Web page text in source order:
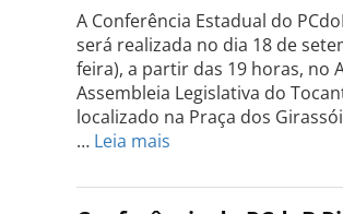
A Conferência Estadual do
será realizada no dia 18 de
feira), a partir das 19 horas, no
Assembleia Legislativa do
localizado na Praça dos
… Leia mais
Estadual